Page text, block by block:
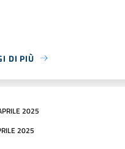
DI PIÙ
2025
2025